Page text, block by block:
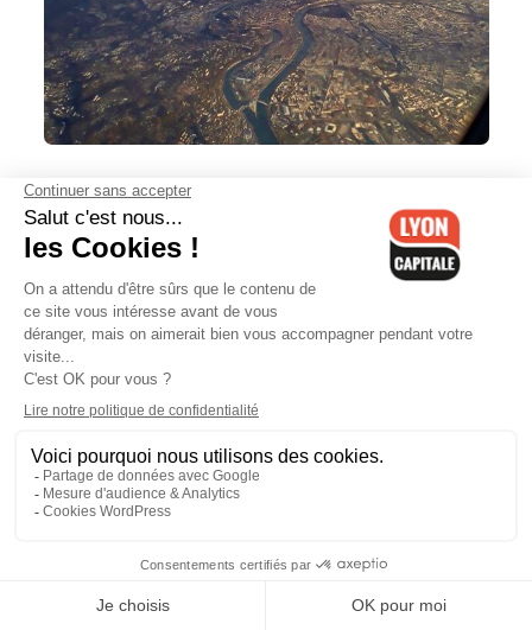
Drôme : Solystic supprime 59
postes
Drôme : plusieurs victimes de faux